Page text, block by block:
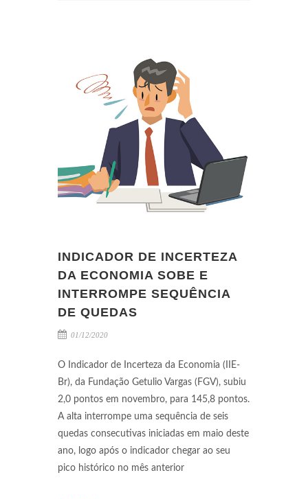
INDICADOR DE INCERTEZA
DA ECONOMIA SOBE E
INTERROMPE SEQUÊNCIA
DE QUEDAS
01/12/2020
O Indicador de Incerteza da Economia (IIE-
Br), da Fundação Getulio Vargas (FGV), subiu
2,0 pontos em novembro, para 145,8 pontos.
A alta interrompe uma sequência de seis
quedas consecutivas iniciadas em maio deste
ano, logo após o indicador chegar ao seu
pico histórico no mês anterior